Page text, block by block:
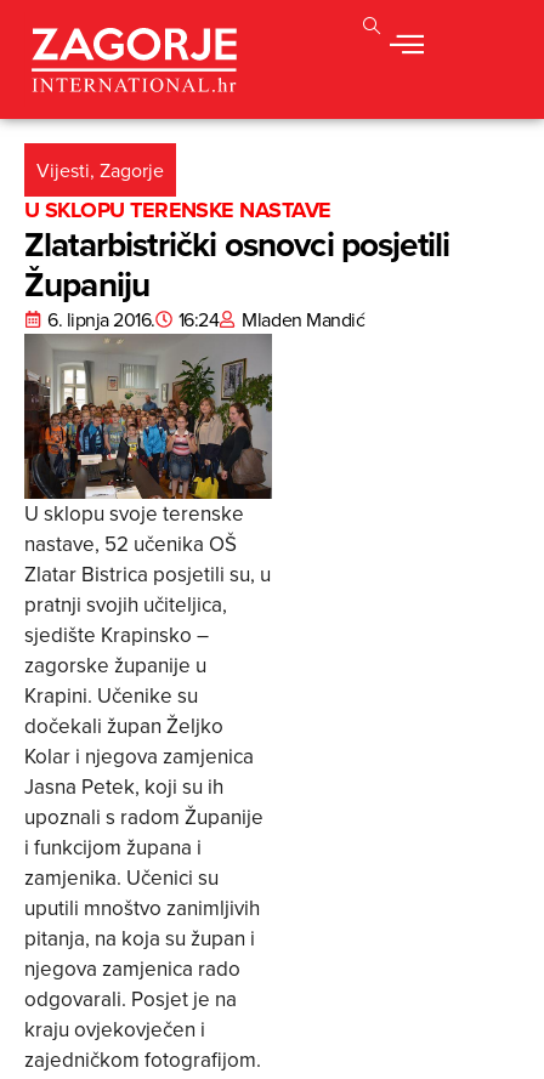
Vijesti, Zagorje
U SKLOPU TERENSKE NASTAVE
Zlatarbistrički osnovci posjetili
Županiju
6. lipnja 2016. 16:24 Mladen Mandić
U sklopu svoje terenske
nastave, 52 učenika OŠ
Zlatar Bistrica posjetili su, u
pratnji svojih učiteljica,
sjedište Krapinsko –
zagorske županije u
Krapini. Učenike su
dočekali župan Željko
Kolar i njegova zamjenica
Jasna Petek, koji su ih
upoznali s radom Županije
i funkcijom župana i
zamjenika. Učenici su
uputili mnoštvo zanimljivih
pitanja, na koja su župan i
njegova zamjenica rado
odgovarali. Posjet je na
kraju ovjekovječen i
zajedničkom fotografijom.